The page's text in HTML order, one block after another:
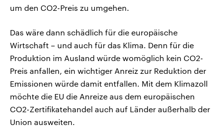
um den CO2-Preis zu umgehen.
Das wäre dann schädlich für die europäische
Wirtschaft – und auch für das Klima. Denn für die
Produktion im Ausland würde womöglich kein CO2-
Preis anfallen, ein wichtiger Anreiz zur Reduktion der
Emissionen würde damit entfallen. Mit dem Klimazoll
möchte die EU die Anreize aus dem europäischen
CO2-Zertifikatehandel auch auf Länder außerhalb der
Union ausweiten.